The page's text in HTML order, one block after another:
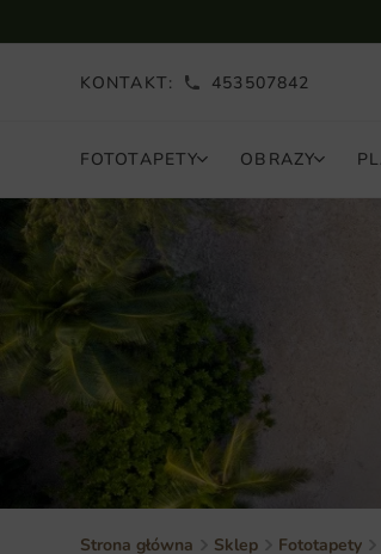
KONTAKT: 453507842
FOTOTAPETY OBRAZY
Strona główna Sklep Fototapety